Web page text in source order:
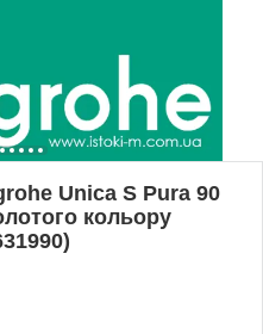
Unica S Pura 90
кольору